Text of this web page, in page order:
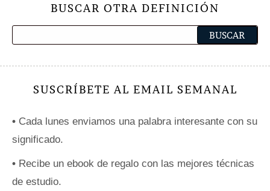
BUSCAR OTRA DEFINICIÓN
SUSCRÍBETE AL EMAIL SEMANAL
• Cada lunes enviamos una palabra interesante con su
significado.
• Recibe un ebook de regalo con las mejores técnicas
de estudio.